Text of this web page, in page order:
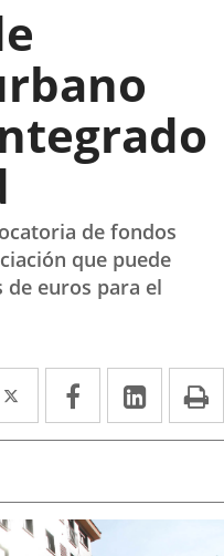
de fondos
que puede
de euros para el
Twitter
Enlace
a
aplicación
externa.
Facebook
Enlace
a
aplicación
externa.
Enlace
a